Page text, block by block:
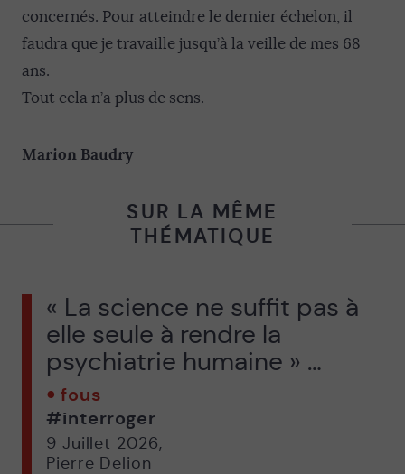
concernés. Pour atteindre le dernier échelon, il
faudra que je travaille jusqu’à la veille de mes 68
ans.
Tout cela n’a plus de sens.
Marion Baudry
SUR LA MÊME
THÉMATIQUE
« La science ne suffit pas à
elle seule à rendre la
psychiatrie humaine » …
fous
#interroger
9 Juillet 2026,
Pierre Delion